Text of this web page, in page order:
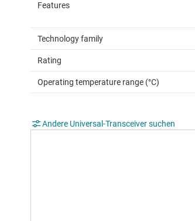
Features
Technology family
Rating
Operating temperature range (°C)
Andere Universal-Transceiver suchen